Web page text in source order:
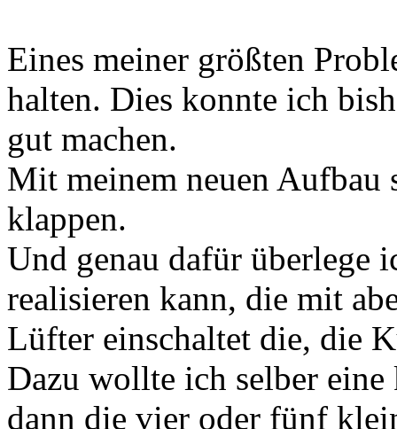
Eines meiner größten
halten. Dies konnte ich
gut machen.
Mit meinem neuen Aufbau
klappen.
Und genau dafür überlege
realisieren kann, die mit
Lüfter einschaltet die, die
Dazu wollte ich selber
dann die vier oder fünf